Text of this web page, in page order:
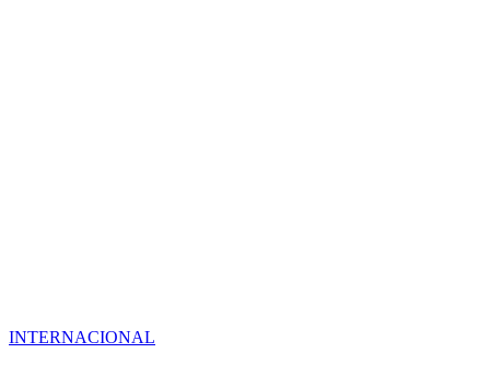
INTERNACIONAL